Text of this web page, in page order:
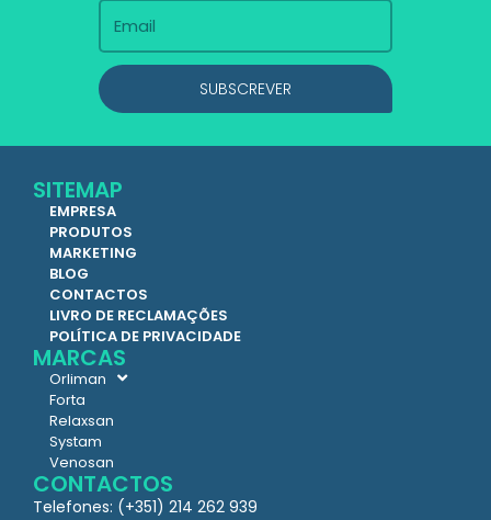
SUBSCREVER
SITEMAP
EMPRESA
PRODUTOS
MARKETING
BLOG
CONTACTOS
LIVRO DE RECLAMAÇÕES
POLÍTICA DE PRIVACIDADE
MARCAS
Orliman
Forta
Relaxsan
Systam
Venosan
CONTACTOS
Telefones: (+351) 214 262 939